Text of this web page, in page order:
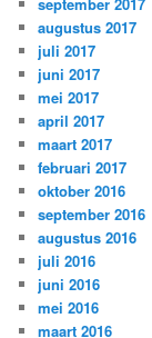
augustus 2017
juli 2017
juni 2017
mei 2017
april 2017
maart 2017
februari 2017
oktober 2016
september 2016
augustus 2016
juli 2016
juni 2016
mei 2016
maart 2016